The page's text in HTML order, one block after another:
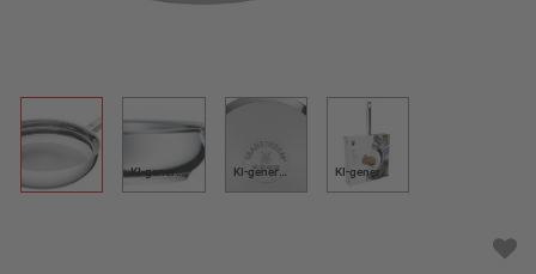
KI-generiert KI-generiert KI-generiert